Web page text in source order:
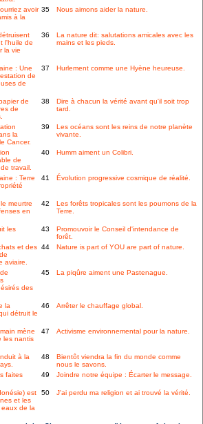
avoir
à la
35 Nous aimons aider la nature.
l'huile de
la vie
36
La nature dit: salutations amicales avec les
mains et les pieds.
: Une
de
de
37 Hurlement comme une Hyène heureuse.
de
de
38
Dire à chacun la vérité avant qu'il soit trop
tard.
la
Cancer.
39
Les océans sont les reins de notre planète
vivante.
de
travail.
40 Humm aiment un Colibri.
: Terre
41 Évolution progressive cosmique de réalité.
meurtre
en
42
Les forêts tropicales sont les poumons de la
Terre.
les
43
Promouvoir le Conseil d'intendance de
forêt.
et des
aviaire.
44 Nature is part of YOU are part of nature.
des
45 La piqûre aiment une Pastenague.
la
détruit le
46 Arrêter le chauffage global.
mène
les nantis
47 Activisme environnemental pour la nature.
à la
48
Bientôt viendra la fin du monde comme
nous le savons.
faites
49 Joindre notre équipe : Écarter le message.
est
et les
eaux de la
50 J'ai perdu ma religion et ai trouvé la vérité.